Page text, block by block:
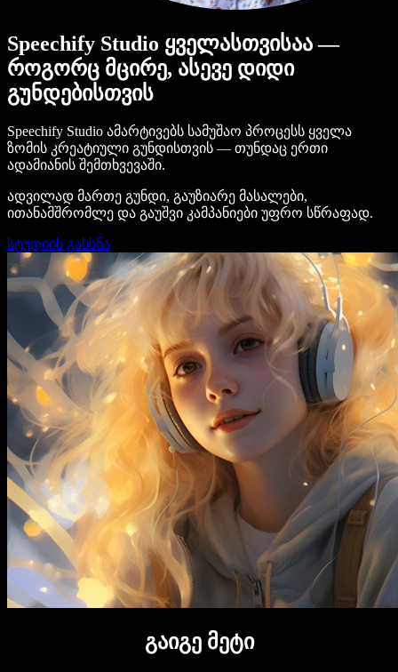
Speechify Studio ყველასთვისაა —
როგორც მცირე, ასევე დიდი
გუნდებისთვის
Speechify Studio ამარტივებს სამუშაო პროცესს ყველა
ზომის კრეატიული გუნდისთვის — თუნდაც ერთი
ადამიანის შემთხვევაში.
ადვილად მართე გუნდი, გაუზიარე მასალები,
ითანამშრომლე და გაუშვი კამპანიები უფრო სწრაფად.
სტუდიის გახსნა
გაიგე მეტი